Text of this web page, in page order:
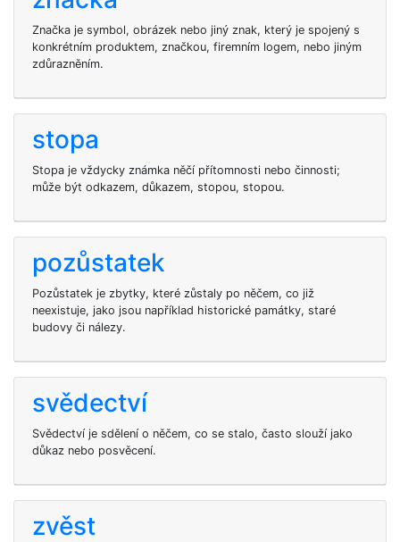
Značka je symbol, obrázek nebo jiný znak, který je spojený s
konkrétním produktem, značkou, firemním logem, nebo jiným
zdůrazněním.
stopa
Stopa je vždycky známka něčí přítomnosti nebo činnosti;
může být odkazem, důkazem, stopou, stopou.
pozůstatek
Pozůstatek je zbytky, které zůstaly po něčem, co již
neexistuje, jako jsou například historické památky, staré
budovy či nálezy.
svědectví
Svědectví je sdělení o něčem, co se stalo, často slouží jako
důkaz nebo posvěcení.
zvěst